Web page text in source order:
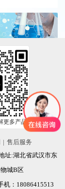
更多产品
| 售后服务
:湖北省武汉市东
城B区
：18086415513